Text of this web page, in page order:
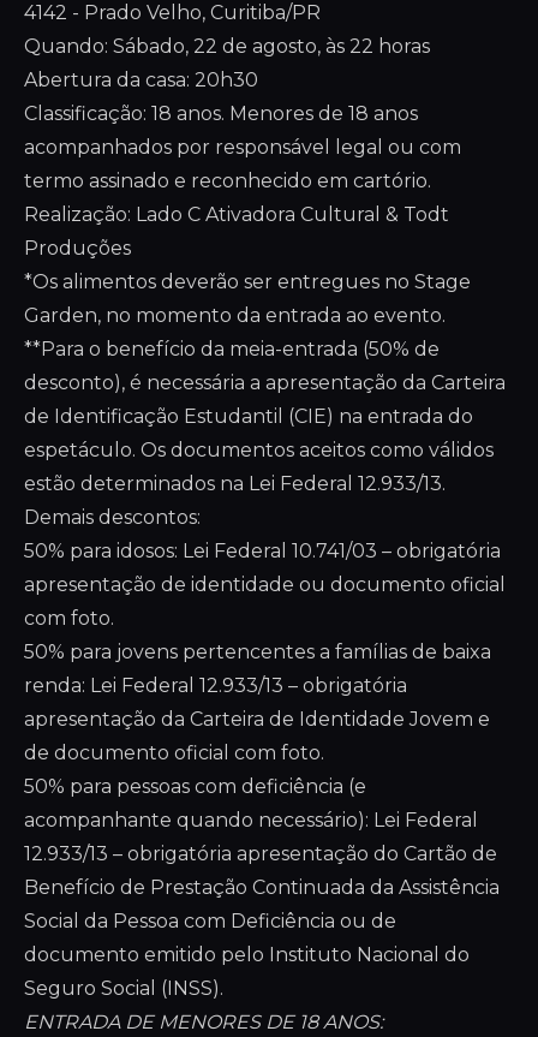
4142 - Prado Velho, Curitiba/PR
Quando: Sábado, 22 de agosto, às 22 horas
Abertura da casa: 20h30
Classificação: 18 anos. Menores de 18 anos
acompanhados por responsável legal ou com
termo assinado e reconhecido em cartório.
Realização: Lado C Ativadora Cultural & Todt
Produções
*Os alimentos deverão ser entregues no Stage
Garden, no momento da entrada ao evento.
**Para o benefício da meia-entrada (50% de
desconto), é necessária a apresentação da Carteira
de Identificação Estudantil (CIE) na entrada do
espetáculo. Os documentos aceitos como válidos
estão determinados na Lei Federal 12.933/13.
Demais descontos:
50% para idosos: Lei Federal 10.741/03 – obrigatória
apresentação de identidade ou documento oficial
com foto.
50% para jovens pertencentes a famílias de baixa
renda: Lei Federal 12.933/13 – obrigatória
apresentação da Carteira de Identidade Jovem e
de documento oficial com foto.
50% para pessoas com deficiência (e
acompanhante quando necessário): Lei Federal
12.933/13 – obrigatória apresentação do Cartão de
Benefício de Prestação Continuada da Assistência
Social da Pessoa com Deficiência ou de
documento emitido pelo Instituto Nacional do
Seguro Social (INSS).
ENTRADA DE MENORES DE 18 ANOS: